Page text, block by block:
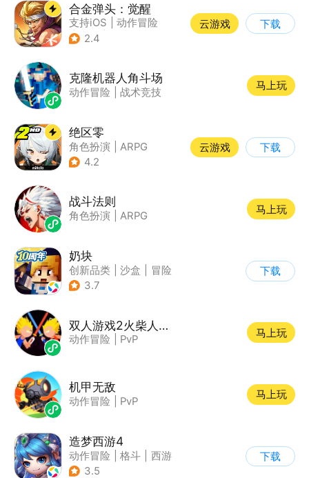
合金弹头：觉醒
支持iOS
动作冒险
| 射击
2.4
云游戏 下载
克隆机器人角斗场
动作冒险 战术竞技
马上玩
绝区零
角色扮演
ARPG
| 冒险
4.2
云游戏 下载
战斗法则
角色扮演 ARPG
马上玩
奶块
创新品类 沙盒
冒险
| 开放世界
3.7
下载
双人游戏2火柴人决斗
动作冒险 PvP
马上玩
机甲无敌
动作冒险 PvP
马上玩
造梦西游4
动作冒险 格斗
西游
| 横版过关
3.5
下载